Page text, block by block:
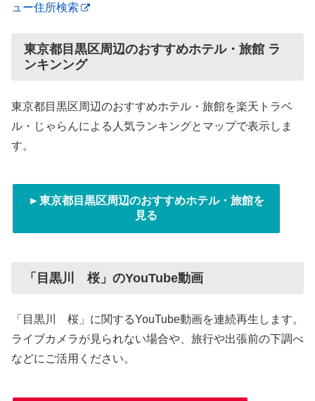
ュー住所検索
東京都目黒区周辺のおすすめホテル・旅館 ラ
ンキンング
東京都目黒区周辺のおすすめホテル・旅館を楽天トラベ
ル・じゃらんによる人気ランキングとマップで表示しま
す。
►東京都目黒区周辺のおすすめホテル・旅館を
見る
「目黒川 桜」のYouTube動画
「目黒川 桜」に関するYouTube動画を連続再生します。
ライブカメラが見られない場合や、旅行や出張前の下調べ
などにご活用ください。